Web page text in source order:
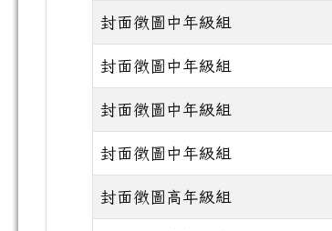
封面徵圖中年級組
封面徵圖中年級組
封面徵圖中年級組
封面徵圖中年級組
封面徵圖高年級組